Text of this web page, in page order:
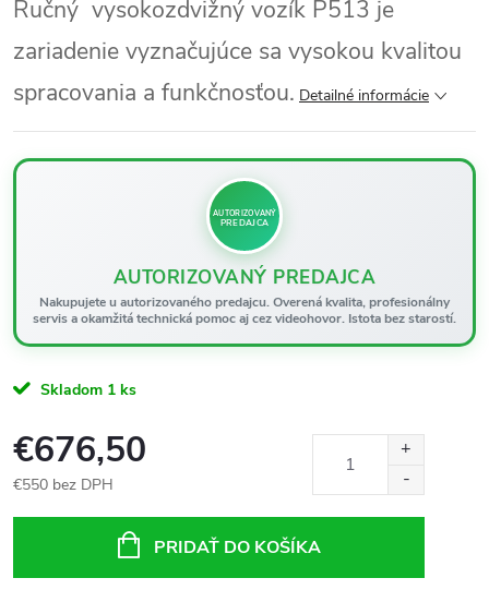
Ručný vysokozdvižný vozík P513 je
zariadenie vyznačujúce sa vysokou kvalitou
spracovania a funkčnosťou. Detailné informácie
AUTORIZOVANÝ
PREDAJCA
AUTORIZOVANÝ PREDAJCA
Nakupujete u autorizovaného predajcu. Overená kvalita, profesionálny
servis a okamžitá technická pomoc aj cez videohovor. Istota bez starostí.
Skladom 1 ks
€676,50
€550 bez DPH
PRIDAŤ DO KOŠÍKA